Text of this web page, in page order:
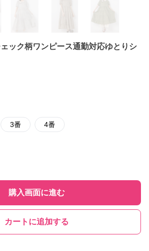
ック柄ワンピース通勤対応ゆとりシ
3番 4番
購入画面に進む
カートに追加する